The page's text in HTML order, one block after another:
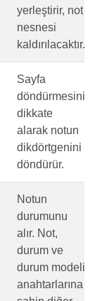
yerleştirir, not
nesnesi
kaldırılacaktır.
Sayfa
döndürmesini
dikkate
alarak notun
dikdörtgenini
döndürür.
Notun
durumunu
alır. Not,
durum ve
durum modeli
anahtarlarına